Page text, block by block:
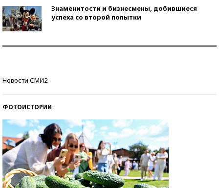
Знаменитости и бизнесмены, добившиеся
успеха со второй попытки
Новости СМИ2
ФОТОИСТОРИИ